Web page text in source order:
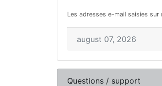
Les adresses e-mail saisies
august 07, 2026
Questions / support